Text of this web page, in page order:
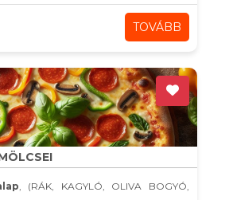
TOVÁBB
, (RÁK, KAGYLÓ, OLIVA BOGYÓ,